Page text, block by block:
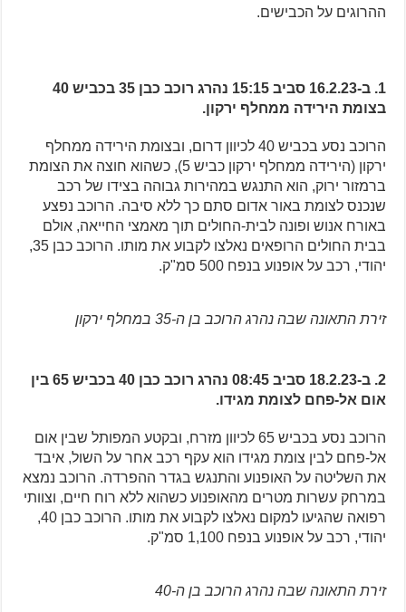
ההרוגים על הכבישים.
1. ב-16.2.23 סביב 15:15 נהרג רוכב כבן 35 בכביש 40
בצומת הירידה ממחלף ירקון.
הרוכב נסע בכביש 40 לכיוון דרום, ובצומת הירידה ממחלף
ירקון (הירידה ממחלף ירקון כביש 5), כשהוא חוצה את הצומת
ברמזור ירוק, הוא התנגש במהירות גבוהה בצידו של רכב
שנכנס לצומת באור אדום סתם כך ללא סיבה. הרוכב נפצע
באורח אנוש ופונה לבית-החולים תוך מאמצי החייאה, אולם
בבית החולים הרופאים נאלצו לקבוע את מותו. הרוכב כבן 35,
יהודי, רכב על אופנוע בנפח 500 סמ"ק.
זירת התאונה שבה נהרג הרוכב בן ה-35 במחלף ירקון
2. ב-18.2.23 סביב 08:45 נהרג רוכב כבן 40 בכביש 65 בין
אום אל-פחם לצומת מגידו.
הרוכב נסע בכביש 65 לכיוון מזרח, ובקטע המפותל שבין אום
אל-פחם לבין צומת מגידו הוא עקף רכב אחר על השול, איבד
את השליטה על האופנוע והתנגש בגדר ההפרדה. הרוכב נמצא
במרחק עשרות מטרים מהאופנוע כשהוא ללא רוח חיים, וצוותי
רפואה שהגיעו למקום נאלצו לקבוע את מותו. הרוכב כבן 40,
יהודי, רכב על אופנוע בנפח 1,100 סמ"ק.
זירת התאונה שבה נהרג הרוכב בן ה-40